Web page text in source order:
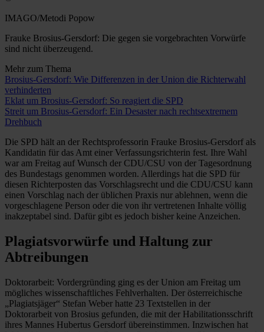
IMAGO/Metodi Popow
Frauke Brosius-Gersdorf: Die gegen sie vorgebrachten Vorwürfe
sind nicht überzeugend.
Mehr zum Thema
Brosius-Gersdorf: Wie Differenzen in der Union die Richterwahl
verhinderten
Eklat um Brosius-Gersdorf: So reagiert die SPD
Streit um Brosius-Gersdorf: Ein Desaster nach rechtsextremem
Drehbuch
Die SPD hält an der Rechtsprofessorin Frauke Brosius-Gersdorf als
Kandidatin für das Amt einer Verfassungsrichterin fest. Ihre Wahl
war am Freitag auf Wunsch der CDU/CSU von der Tagesordnung
des Bundestags genommen worden. Allerdings hat die SPD für
diesen Richterposten das Vorschlagsrecht und die CDU/CSU kann
einen Vorschlag nach der üblichen Praxis nur ablehnen, wenn die
vorgeschlagene Person oder die von ihr vertretenen Inhalte völlig
inakzeptabel sind. Dafür gibt es jedoch bisher keine Anzeichen.
Plagiatsvorwürfe und Haltung zur
Abtreibungen
Doktorarbeit: Vordergründing ging es der Union am Freitag um
mögliches wissenschaftliches Fehlverhalten. Der österreichische
„Plagiatsjäger“ Stefan Weber hatte 23 Textstellen in der
Doktorarbeit von Brosius gefunden, die mit der Habilitationsschrift
ihres Mannes Hubertus Gersdorf übereinstimmen. Inzwischen hat